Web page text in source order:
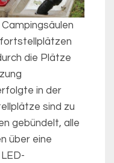
die Plätze
in der
sind zu
gebündelt, alle
über eine